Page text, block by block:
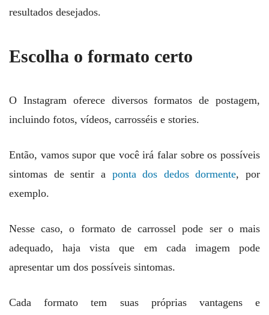
resultados desejados.
Escolha o formato certo
O Instagram oferece diversos formatos de postagem,
incluindo fotos, vídeos, carrosséis e stories.
Então, vamos supor que você irá falar sobre os possíveis
sintomas de sentir a ponta dos dedos dormente, por
exemplo.
Nesse caso, o formato de carrossel pode ser o mais
adequado, haja vista que em cada imagem pode
apresentar um dos possíveis sintomas.
Cada formato tem suas próprias vantagens e